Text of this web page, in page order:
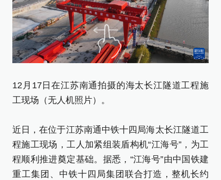
12月17日在江苏南通拍摄的海太长江隧道工程施
工现场（无人机照片）。
近日，在位于江苏南通中铁十四局海太长江隧道工
程施工现场，工人加紧组装盾构机“江海号”，为工
程顺利推进奠定基础。据悉，“江海号”由中国铁建
重工集团、中铁十四局集团联合打造，整机长约